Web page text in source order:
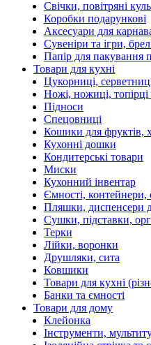
Свічки, повітряні
Коробки подарункові
Аксесуари для
Сувеніри та ігри,
Папір для пакування
Товари для кухні
Цукорниці,
Ножі, ножиці, топірці
Підноси
Спецовниці
Кошики для фруктів,
Кухонні дошки
Кондитерські товари
Миски
Кухонний інвентар
Ємності, контейнери,
Пляшки, диспенсери
Сушки, підставки,
Терки
Лійки, воронки
Друшляки, сита
Ковшики
Товари для кухні
Банки та ємності
Товари для дому
Клейонка
Інструменти,